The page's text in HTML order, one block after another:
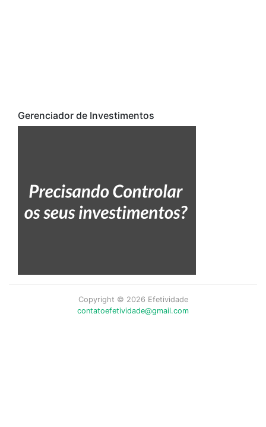
Gerenciador de Investimentos
Copyright © 2026 Efetividade
contatoefetividade@gmail.com